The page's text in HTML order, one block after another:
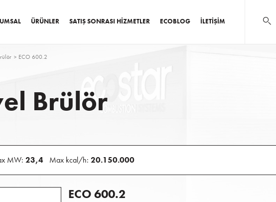
ÜRÜNLER SATIŞ SONRASI HIZMETLER ECOBLOG İLETIŞIM
ECO 600.2
Brülör
MW:23,4 Max kcal/h:20.150.000
ECO 600.2